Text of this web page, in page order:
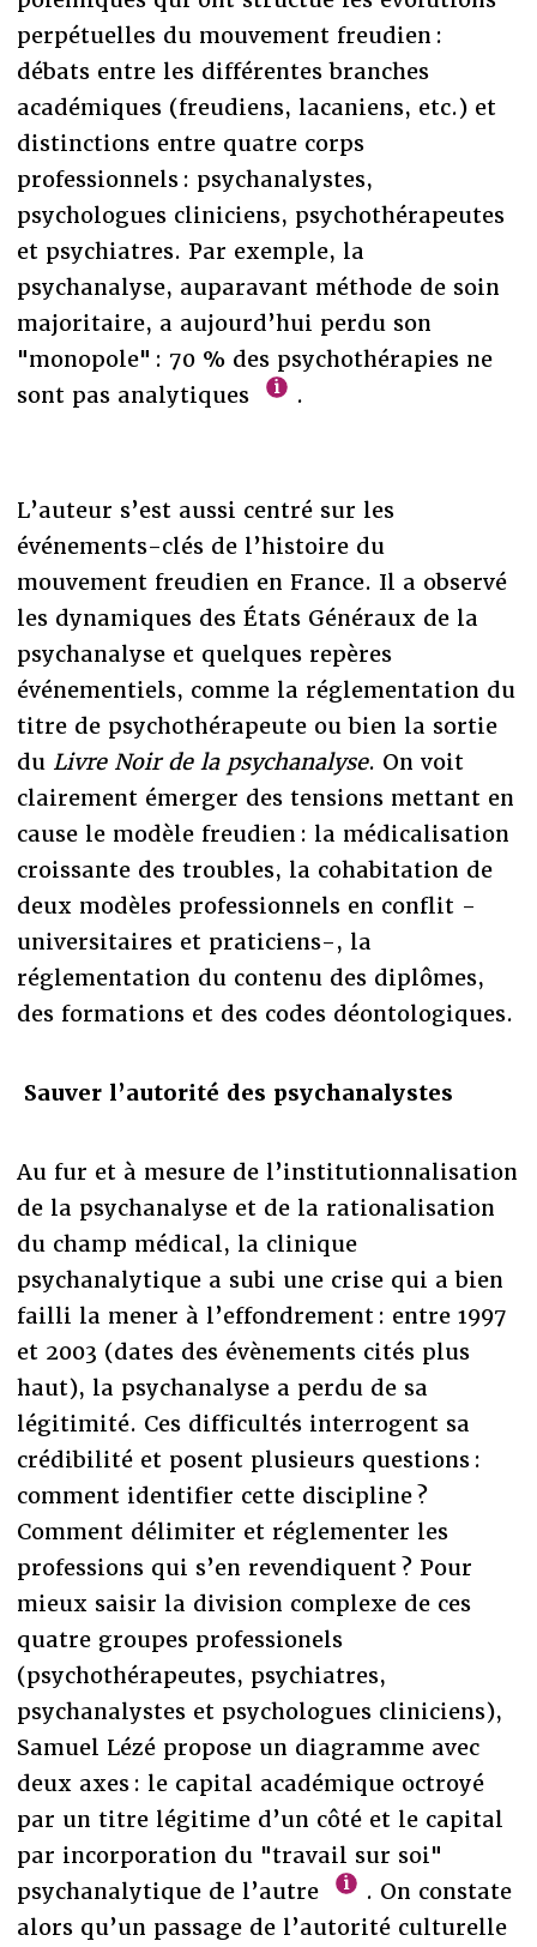
perpétuelles du mouvement freudien :
débats entre les différentes branches
académiques (freudiens, lacaniens, etc.) et
distinctions entre quatre corps
professionnels : psychanalystes,
psychologues cliniciens, psychothérapeutes
et psychiatres. Par exemple, la
psychanalyse, auparavant méthode de soin
majoritaire, a aujourd’hui perdu son
"monopole" : 70 % des psychothérapies ne
sont pas analytiques
.
L’auteur s’est aussi centré sur les
événements-clés de l’histoire du
mouvement freudien en France. Il a observé
les dynamiques des États Généraux de la
psychanalyse et quelques repères
événementiels, comme la réglementation du
titre de psychothérapeute ou bien la sortie
du Livre Noir de la psychanalyse. On voit
clairement émerger des tensions mettant en
cause le modèle freudien : la médicalisation
croissante des troubles, la cohabitation de
deux modèles professionnels en conflit -
universitaires et praticiens-, la
réglementation du contenu des diplômes,
des formations et des codes déontologiques.
Sauver l’autorité des psychanalystes
Au fur et à mesure de l’institutionnalisation
de la psychanalyse et de la rationalisation
du champ médical, la clinique
psychanalytique a subi une crise qui a bien
failli la mener à l’effondrement : entre 1997
et 2003 (dates des évènements cités plus
haut), la psychanalyse a perdu de sa
légitimité. Ces difficultés interrogent sa
crédibilité et posent plusieurs questions :
comment identifier cette discipline ?
Comment délimiter et réglementer les
professions qui s’en revendiquent ? Pour
mieux saisir la division complexe de ces
quatre groupes professionels
(psychothérapeutes, psychiatres,
psychanalystes et psychologues cliniciens),
Samuel Lézé propose un diagramme avec
deux axes : le capital académique octroyé
par un titre légitime d’un côté et le capital
par incorporation du "travail sur soi"
psychanalytique de l’autre
. On constate
alors qu’un passage de l’autorité culturelle